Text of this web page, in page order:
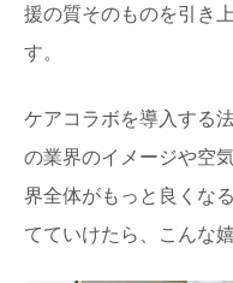
援の質そのものを引き
す。
ケアコラボを導入する
の業界のイメージや空
界全体がもっと良くな
てていけたら、こんな